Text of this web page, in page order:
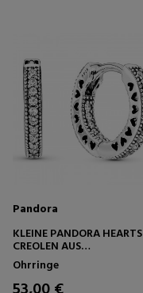
Pandora
KLEINE PANDORA HEARTS
CREOLEN AUS
STERLINGSILBER 296317CZ
Ohrringe